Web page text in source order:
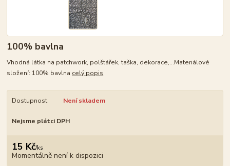
100% bavlna
Vhodná látka na patchwork, polštářek, taška, dekorace,...Materiálové
složení: 100% bavlna celý popis
Dostupnost Není skladem
Nejsme plátci DPH
15 Kč/ks
Momentálně není k dispozici